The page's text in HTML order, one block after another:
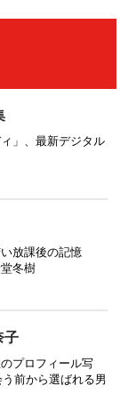
」、最新デジタル
い放課後の記憶
冬樹
子
プロフィール写
前から選ばれる男